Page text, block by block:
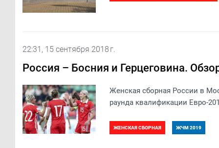
22:31, 15 сентября 2018 г.
Россия – Босния и Герцеговина.
Женская сборная России в
раунда квалификации Евро-
ЖЕНСКАЯ СБОРНАЯ ЖЧМ 2019